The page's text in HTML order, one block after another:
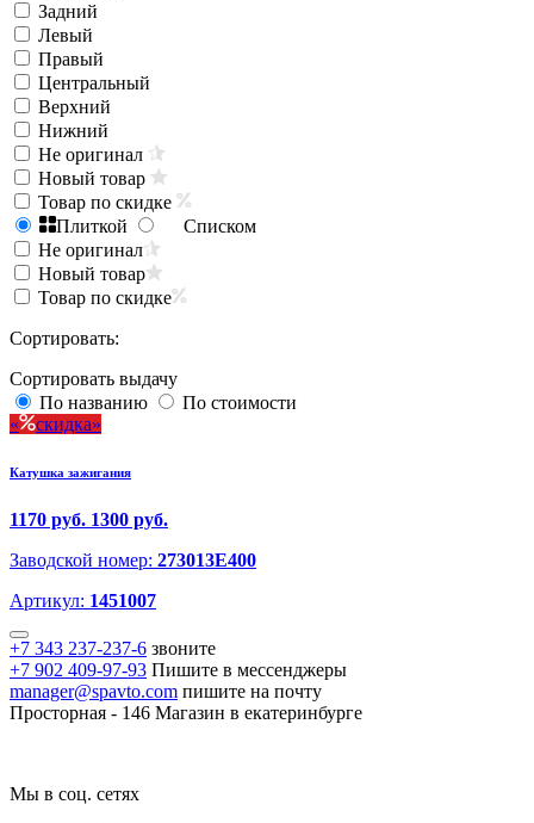
Задний
Левый
Правый
Центральный
Верхний
Нижний
Не оригинал
Новый товар
Товар по скидке
Плиткой
Списком
Не оригинал
Новый товар
Товар по скидке
Сортировать:
Сортировать выдачу
По названию
По стоимости
скидка
Катушка зажигания
1170 руб. 1300 руб.
Заводской номер: 273013E400
Артикул: 1451007
+7 343 237-237-6 звоните
+7 902 409-97-93 Пишите в мессенджеры
manager@spavto.com пишите на почту
Просторная - 146 Магазин в екатеринбурге
Мы в соц. сетях